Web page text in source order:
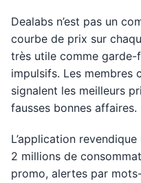
Dealabs n’est pas un
courbe de prix sur
très utile comme
impulsifs. Les membres
signalent les meilleurs
fausses bonnes affaires.
L’application
2 millions de
promo, alertes par